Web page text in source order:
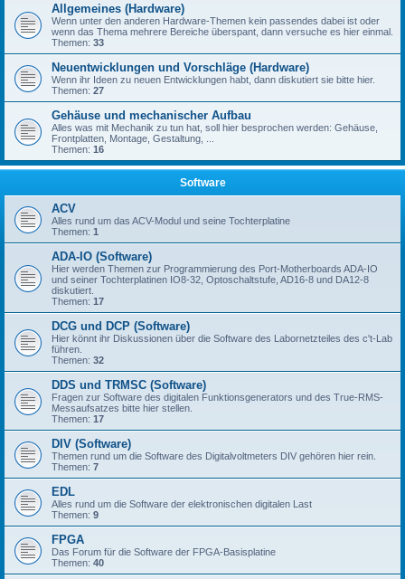
Allgemeines (Hardware)
Wenn unter den anderen Hardware-Themen kein passendes dabei ist oder
wenn das Thema mehrere Bereiche überspant, dann versuche es hier einmal.
Themen: 33
Neuentwicklungen und Vorschläge (Hardware)
Wenn ihr Ideen zu neuen Entwicklungen habt, dann diskutiert sie bitte hier.
Themen: 27
Gehäuse und mechanischer Aufbau
Alles was mit Mechanik zu tun hat, soll hier besprochen werden: Gehäuse,
Frontplatten, Montage, Gestaltung, ...
Themen: 16
Software
ACV
Alles rund um das ACV-Modul und seine Tochterplatine
Themen: 1
ADA-IO (Software)
Hier werden Themen zur Programmierung des Port-Motherboards ADA-IO
und seiner Tochterplatinen IO8-32, Optoschaltstufe, AD16-8 und DA12-8
diskutiert.
Themen: 17
DCG und DCP (Software)
Hier könnt ihr Diskussionen über die Software des Labornetzteiles des c't-Lab
führen.
Themen: 32
DDS und TRMSC (Software)
Fragen zur Software des digitalen Funktionsgenerators und des True-RMS-
Messaufsatzes bitte hier stellen.
Themen: 17
DIV (Software)
Themen rund um die Software des Digitalvoltmeters DIV gehören hier rein.
Themen: 7
EDL
Alles rund um die Software der elektronischen digitalen Last
Themen: 9
FPGA
Das Forum für die Software der FPGA-Basisplatine
Themen: 40